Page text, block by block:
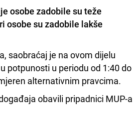
osobe zadobile su teže
osobe su zadobile lakše
saobraćaj je na ovom dijelu
potpunosti u periodu od 1:40 do
alternativnim pravcima.
obavili pripadnici MUP-a